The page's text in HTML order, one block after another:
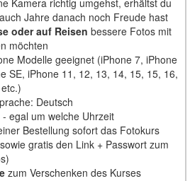
Kamera richtig umgehst, erhältst du
Jahre danach noch Freude hast
oder auf Reisen bessere Fotos mit
möchten
Modelle geeignet (iPhone 7, iPhone
SE, iPhone 11, 12, 13, 14, 15, 15, 16,
Deutsch
- egal um welche Uhrzeit
Bestellung sofort das Fotokurs
gratis den Link + Passwort zum
zum Verschenken des Kurses